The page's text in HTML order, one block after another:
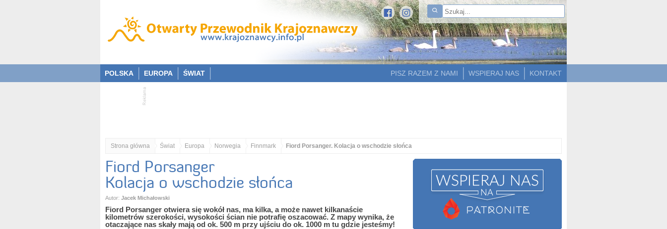
POLSKA EUROPA ŚWIAT KONTAKT
WSPIERAJ NAS
PISZ RAZEM Z NAMI
Strona główna Świat Europa Norwegia Finnmark Fiord Porsanger. Kolacja o wschodzie słońca
Fiord Porsanger
Kolacja o wschodzie słońca
Autor: Jacek Michałowski
Fiord Porsanger otwiera się wokół nas, ma kilka, a może nawet kilkanaście
kilometrów szerokości, wysokości ścian nie potrafię oszacować. Z mapy wynika, że
otaczające nas skały mają od ok. 500 m przy ujściu do ok. 1000 m tu gdzie jesteśmy!